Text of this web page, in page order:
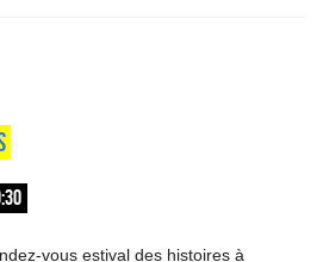
vous estival des histoires à